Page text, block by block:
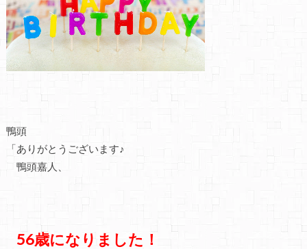
鴨頭
「ありがとうございます♪
鴨頭嘉人、
56歳になりました！